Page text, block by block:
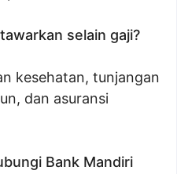
selain gaji?
kesehatan, tunjangan
dan asuransi
Bank Mandiri